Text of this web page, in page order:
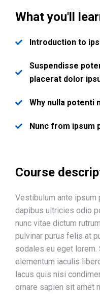
What you'll
Introduction to
Suspendisse
placerat dolor
Why nulla potenti
Nunc from ipsum
Course
Vestibulum ante
dapibus ultricies odio
nunc vitae dictum
pulvinar purus felis at
sodales eu eget lorem.
elementum iaculis
lacus quis nisi
ornare sapien sit amet